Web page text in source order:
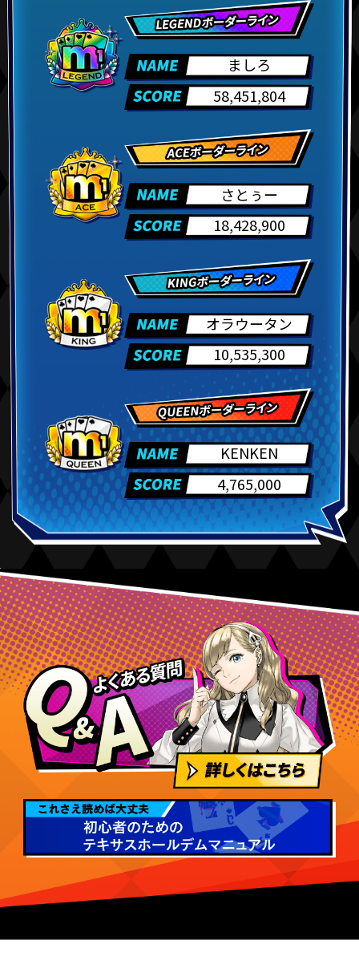
11位 Rebecca 57,711,410
12位 shu 53,161,950
タノレタノ
レ
51,859,605
14位 ガル 47,365,410
ＪＯＫＥＲ
16位
誰もいなく
41,229,040
アムール 36,916,500
サスケ 36,849,268
19位 tomoru 33,630,400
20位 さこん 33,460,470
22位 メロペネム 30,853,405
23位 ココモモ 30,822,500
24位 boze 30,138,300
Hop 28,249,600
☆れぶーる
★
27,886,850
GALAXY
ドンクだわ
ましろ
58,451,804
さとぅー
18,428,900
オラウータン
10,535,300
KENKEN
4,765,000